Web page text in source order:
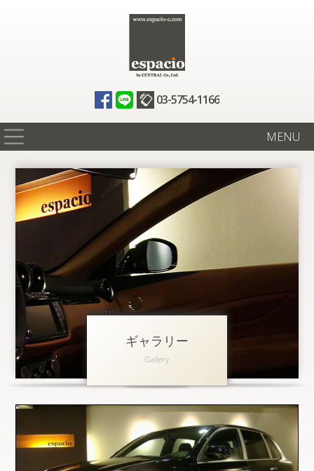
03-5754-1166
MENU
在庫情報
買取査定
ニュース
ギャラリー
アクセス
会社概要
お問い合わせ 個人情報保護方針
ギャラリー
Gallery